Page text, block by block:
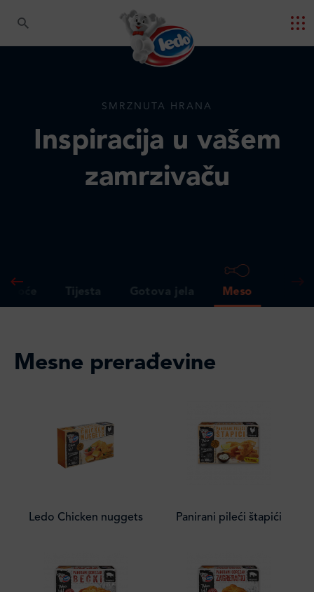
SMRZNUTA HRANA
Inspiracija u vašem
zamrzivaču
Tijesta Gotova jela Meso
Mesne prerađevine
Ledo Chicken nuggets Panirani pileći štapići